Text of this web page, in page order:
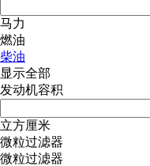
马力
燃油
柴油
显示全部
发动机容积
立方厘米
微粒过滤器
微粒过滤器